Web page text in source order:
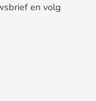
en volg